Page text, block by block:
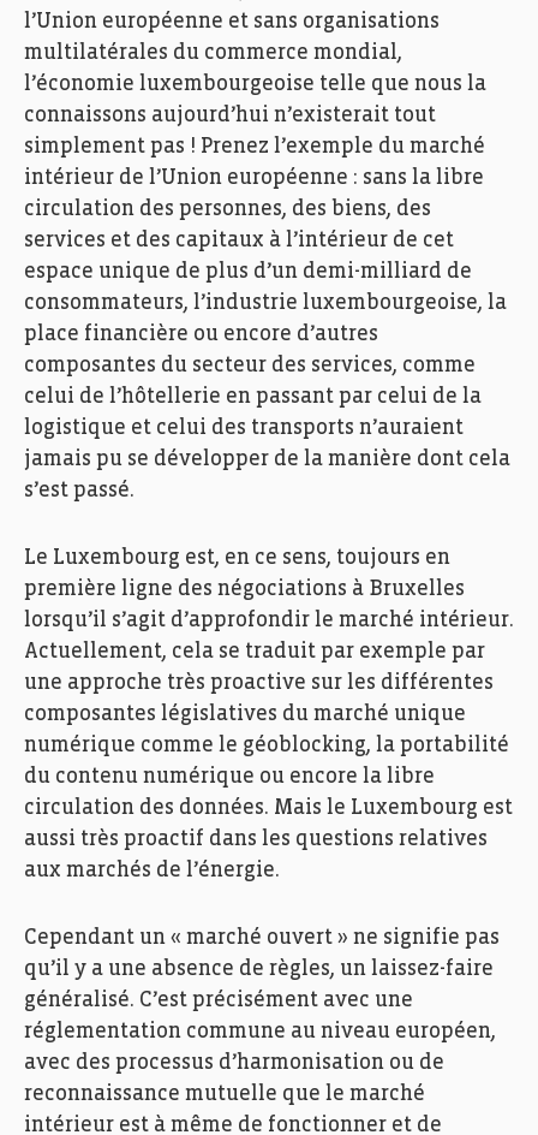
l’Union européenne et sans organisations
multilatérales du commerce mondial,
l’économie luxembourgeoise telle que nous la
connaissons aujourd’hui n’existerait tout
simplement pas ! Prenez l’exemple du marché
intérieur de l’Union européenne : sans la libre
circulation des personnes, des biens, des
services et des capitaux à l’intérieur de cet
espace unique de plus d’un demi-milliard de
consommateurs, l’industrie luxembourgeoise, la
place financière ou encore d’autres
composantes du secteur des services, comme
celui de l’hôtellerie en passant par celui de la
logistique et celui des transports n’auraient
jamais pu se développer de la manière dont cela
s’est passé.
Le Luxembourg est, en ce sens, toujours en
première ligne des négociations à Bruxelles
lorsqu’il s’agit d’approfondir le marché intérieur.
Actuellement, cela se traduit par exemple par
une approche très proactive sur les différentes
composantes législatives du marché unique
numérique comme le géoblocking, la portabilité
du contenu numérique ou encore la libre
circulation des données. Mais le Luxembourg est
aussi très proactif dans les questions relatives
aux marchés de l’énergie.
Cependant un « marché ouvert » ne signifie pas
qu’il y a une absence de règles, un laissez-faire
généralisé. C’est précisément avec une
réglementation commune au niveau européen,
avec des processus d’harmonisation ou de
reconnaissance mutuelle que le marché
intérieur est à même de fonctionner et de